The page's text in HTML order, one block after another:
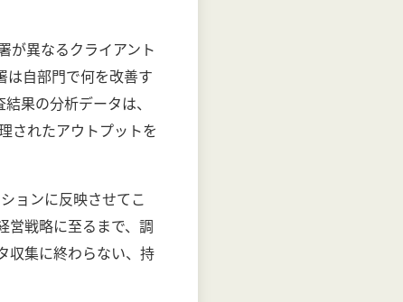
が異なるクライアント
は自部門で何を改善す
果の分析データは、
されたアウトプットを
ョンに反映させてこ
営戦略に至るまで、調
収集に終わらない、持